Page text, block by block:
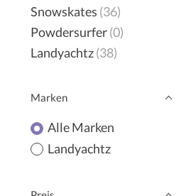
Snowskates (36)
Powdersurfer(0)
Landyachtz(38)
Marken
Alle Marken
Landyachtz